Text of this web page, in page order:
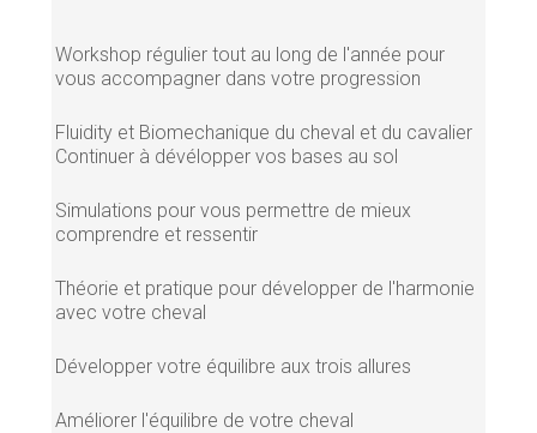
Workshop régulier tout au long de l'année pour
vous accompagner dans votre progression
Fluidity et Biomechanique du cheval et du cavalier
Continuer à dévélopper vos bases au sol
Simulations pour vous permettre de mieux
comprendre et ressentir
Théorie et pratique pour développer de l'harmonie
avec votre cheval
Développer votre équilibre aux trois allures
Améliorer l'équilibre de votre cheval